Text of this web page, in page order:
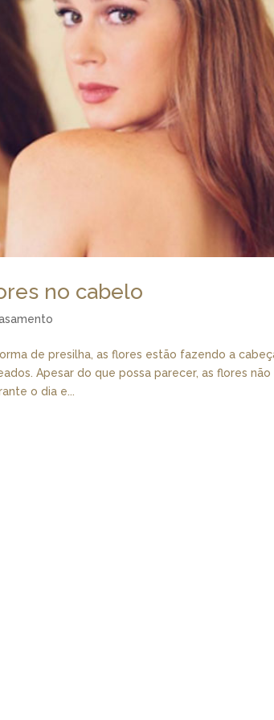
no cabelo
de presilha, as flores estão fazendo a
Apesar do que possa parecer, as flores
o dia e...